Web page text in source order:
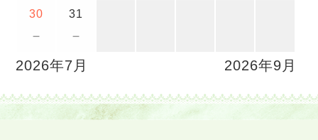
30
－
31
－
2026年7月
2026年9月